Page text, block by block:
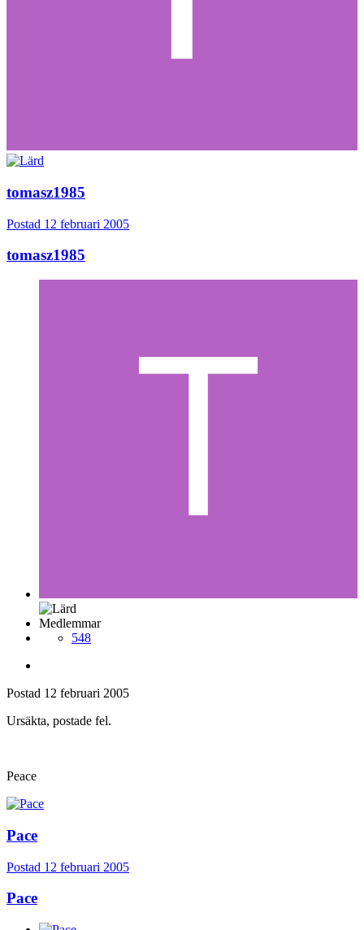
tomasz1985
Postad 12 februari 2005
tomasz1985
Medlemmar
548
Postad 12 februari 2005
Ursäkta, postade fel.
Peace
Pace
Postad 12 februari 2005
Pace